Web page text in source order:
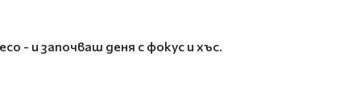
- и започваш деня с фокус и хъс.